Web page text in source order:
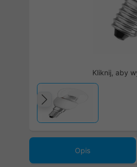
Kliknij, aby
Poprzedni
Opis